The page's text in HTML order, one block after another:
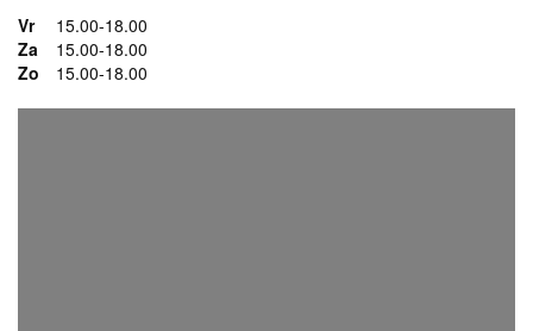
Vr
15.00-18.00
Za
15.00-18.00
Zo
15.00-18.00